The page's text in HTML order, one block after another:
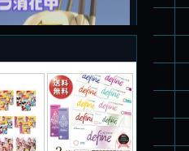
バルキリーVF-1S